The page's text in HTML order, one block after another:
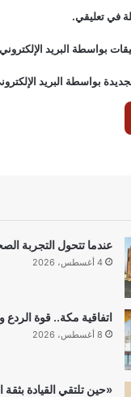
في تعليقي.
بواسطة البريد
بواسطة البريد
عندما تتحول التجربة
4 أغسطس، 2026
اتفاقية مكة.. قوة
8 أغسطس، 2026
«حين تلتقي القيادة